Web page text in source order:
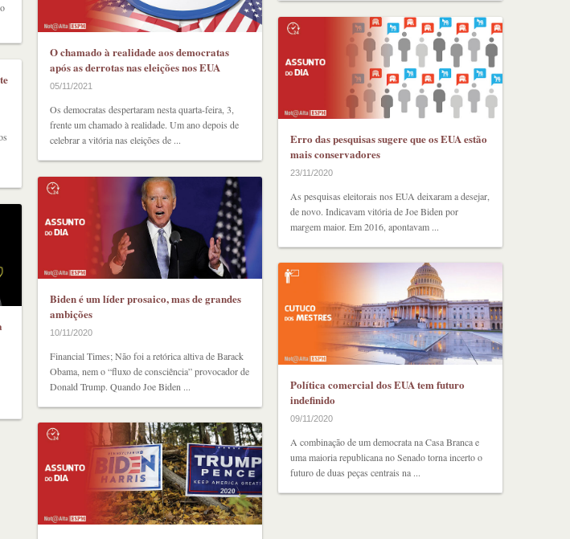
O chamado à realidade aos democratas
após as derrotas nas eleições nos EUA
05/11/2021
Os democratas despertaram nesta quarta-feira, 3,
frente um chamado à realidade. Um ano depois de
celebrar a vitória nas eleições de ...
Erro das pesquisas sugere que os EUA estão
mais conservadores
23/11/2020
As pesquisas eleitorais nos EUA deixaram a desejar,
de novo. Indicavam vitória de Joe Biden por
margem maior. Em 2016, apontavam ...
Biden é um líder prosaico, mas de grandes
ambições
10/11/2020
Financial Times; Não foi a retórica altiva de Barack
Obama, nem o “fluxo de consciência” provocador de
Donald Trump. Quando Joe Biden ...
Política comercial dos EUA tem futuro
indefinido
09/11/2020
A combinação de um democrata na Casa Branca e
uma maioria republicana no Senado torna incerto o
futuro de duas peças centrais na ...